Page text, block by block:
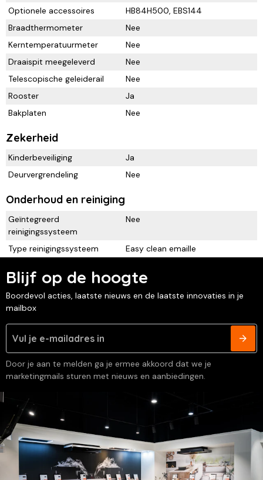
Optionele accessoires
HB84H500, EBS144
Braadthermometer
Nee
Kerntemperatuurmeter
Nee
Draaispit meegeleverd
Nee
Telescopische geleiderail
Nee
Rooster
Ja
Bakplaten
Nee
Zekerheid
Kinderbeveiliging
Ja
Deurvergrendeling
Nee
Onderhoud en reiniging
Geïntegreerd
reinigingssysteem
Nee
Type reinigingssysteem Easy clean emaille
Blijf op de hoogte
Boordevol acties, laatste nieuws en de laatste innovaties in je
mailbox
Door je aan te melden ga je ermee akkoord dat we je
marketingmails sturen met nieuws en aanbiedingen.